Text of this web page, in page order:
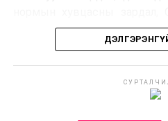
хурлын зардал, Засгийн
хөрөнгийн санхүүжилтийг
шийдвэрлэжээ.
Харин дараах зардлыг